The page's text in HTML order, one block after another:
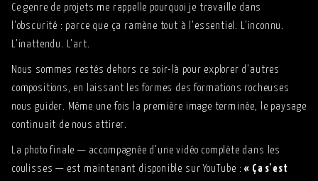
Ce genre de projets me rappelle pourquoi je travaille dans
l'obscurité : parce que ça ramène tout à l'essentiel. L'inconnu.
L'inattendu. L'art.
Nous sommes restés dehors ce soir-là pour explorer d'autres
compositions, en laissant les formes des formations rocheuses
nous guider. Même une fois la première image terminée, le paysage
continuait de nous attirer.
La photo finale — accompagnée d'une vidéo complète dans les
coulisses — est maintenant disponible sur YouTube :« Ça s'est